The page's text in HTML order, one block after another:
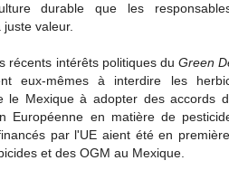
durable que les
valeur.
récents intérêts politiques duGreen
eux-mêmes à interdire les
le Mexique à adopter des accords
Européenne en matière de
par l'UE aient été en
et des OGM au Mexique.